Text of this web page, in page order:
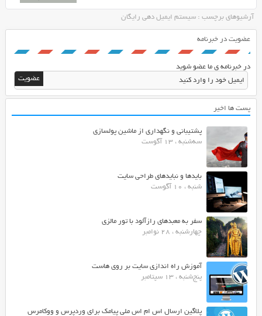
آرشیوهای برچسب : سیستم ایمیل دهی رایگان
عضویت در خبرنامه
در خبرنامه ی ما عضو شوید
پست ها اخیر
پشتیبانی و نگهداری از ماشین پولسازی
سه‌شنبه ، 13 آگوست
بایدها و نبایدهای طراحی سایت
شنبه ، 10 آگوست
سفر به معبدهای رازآلود با تور مالزی
چهارشنبه ، 28 نوامبر
آموزش راه اندازی سایت بر روی هاست
پنج‌شنبه ، 13 سپتامبر
پلاگین ارسال اس ام اس ملی پیامک برای وردپرس و ووکامرس